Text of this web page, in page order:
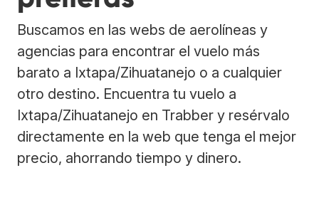
Buscamos en las webs de aerolíneas y
agencias para encontrar el vuelo más
barato a Ixtapa/Zihuatanejo o a cualquier
otro destino. Encuentra tu vuelo a
Ixtapa/Zihuatanejo en Trabber y resérvalo
directamente en la web que tenga el mejor
precio, ahorrando tiempo y dinero.